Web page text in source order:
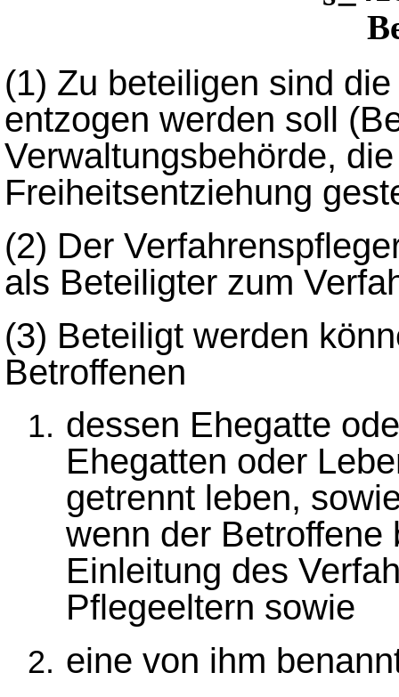
(1) Zu beteiligen sind
entzogen werden soll
Verwaltungsbehörde,
Freiheitsentziehung
(2) Der
als Beteiligter zum
(3) Beteiligt werden
Betroffenen
dessen Ehegatte
Ehegatten oder
getrennt leben,
wenn der Betroffene
Einleitung des
Pflegeeltern sowie
eine von ihm